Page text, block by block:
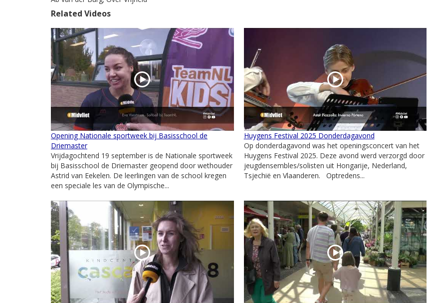
Related Videos
Opening Nationale sportweek bij Basisschool de
Driemaster
Vrijdagochtend 19 september is de Nationale sportweek
bij Basisschool de Driemaster geopend door wethouder
Astrid van Eekelen. De leerlingen van de school kregen
een speciale les van de Olympische...
Huygens Festival 2025 Donderdagavond
Op donderdagavond was het openingsconcert van het
Huygens Festival 2025. Deze avond werd verzorgd door
jeugdensembles/solisten uit Hongarije, Nederland,
Tsjechië en Vlaanderen. Optredens...